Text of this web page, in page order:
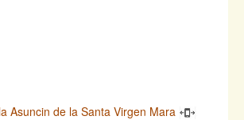
Asuncin de la Santa Virgen Mara